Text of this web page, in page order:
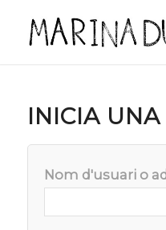
INICIA UNA
Nom d'usuari o